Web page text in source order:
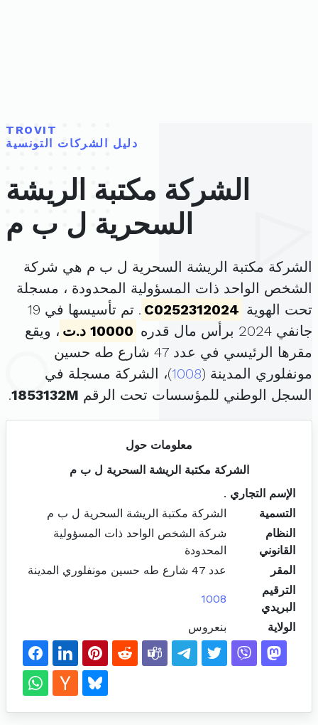
TROVIT
دليل الشركات التونسية
الشركة مكتبة الريشة
السحرية ل ب م
الشركة مكتبة الريشة السحرية ل ب م هي شركة
الشخص الواحد ذات المسؤولية المحدودة ، مسجلة
تحت الهوية C0252312024
. تم تأسيسها في 19
جانفي 2024 برأس مال قدره
10000 د.ت
، ويقع
مقرها الرئيسي في عدد 47 شارع طه حسين
مونفلوري المدينة (1008)، الشركة مسجلة في
السجل الوطني للمؤسسات تحت الرقم 1853132M
.
معلومات حول
الشركة مكتبة الريشة السحرية ل ب م
الإسم التجاري .
التسمية
الشركة مكتبة الريشة السحرية ل ب م
النظام
القانوني
شركة الشخص الواحد ذات المسؤولية
المحدودة
المقر
عدد 47 شارع طه حسين مونفلوري المدينة
الترقيم
البريدي
1008
الولاية بنعروس